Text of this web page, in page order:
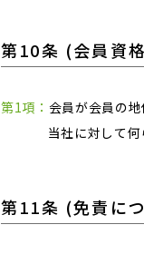
第10条 (会員資
第1項： 会員が会員の
当社に対して何
第11条 (免責に